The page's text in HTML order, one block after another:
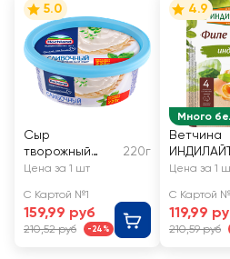
5.0
Сыр
творожный
HOCHLAND
60%, без змж
220г
Цена за 1 шт
С Картой №1
159,99 руб
210,52 руб -24%
Много
4.9
Ветчина
Филе
нарезка
Цена за 1
С Картой
119,99
210,59 руб